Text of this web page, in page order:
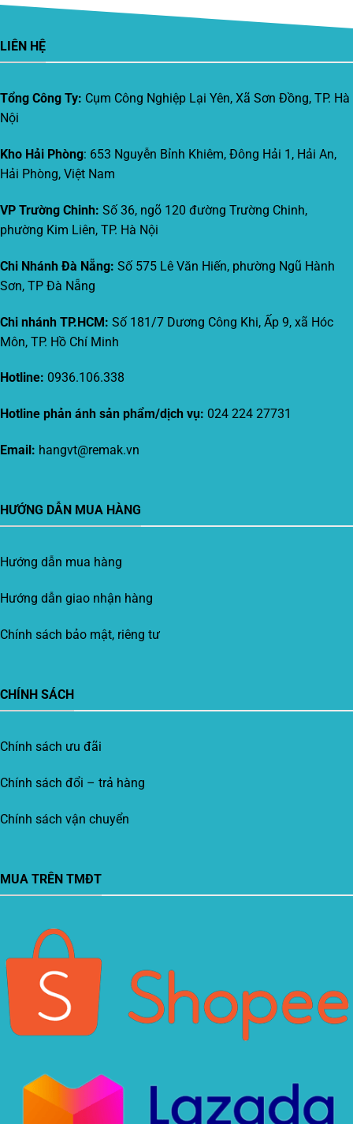
LIÊN HỆ
Tổng Công Ty: Cụm Công Nghiệp Lại Yên, Xã Sơn Đồng, TP. Hà
Nội
Kho Hải Phòng: 653 Nguyễn Bỉnh Khiêm, Đông Hải 1, Hải An,
Hải Phòng, Việt Nam
VP Trường Chinh: Số 36, ngõ 120 đường Trường Chinh,
phường Kim Liên, TP. Hà Nội
Chi Nhánh Đà Nẵng: Số 575 Lê Văn Hiến, phường Ngũ Hành
Sơn, TP Đà Nẵng
Chi nhánh TP.HCM: Số 181/7 Dương Công Khi, Ấp 9, xã Hóc
Môn, TP. Hồ Chí Minh
Hotline: 0936.106.338
Hotline phản ánh sản phẩm/dịch vụ: 024 224 27731
Email: hangvt@remak.vn
HƯỚNG DẪN MUA HÀNG
Hướng dẫn mua hàng
Hướng dẫn giao nhận hàng
Chính sách bảo mật, riêng tư
CHÍNH SÁCH
Chính sách ưu đãi
Chính sách đổi – trả hàng
Chính sách vận chuyển
MUA TRÊN TMĐT